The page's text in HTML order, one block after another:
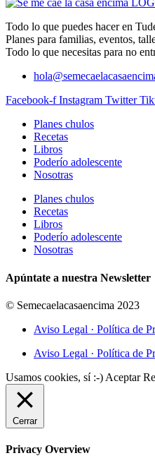
Todo lo que puedes hacer en
Planes para familias, eventos,
Todo lo que necesitas para no
Facebook-f Instagram Twitter
Planes chulos
Recetas
Libros
Poderío adolescente
Nosotras
Planes chulos
Recetas
Libros
Poderío adolescente
Nosotras
Apúntate a nuestra Newsletter
© Semecaelacasaencima 2023
Aviso Legal · Política de
Aviso Legal · Política de
Usamos cookies, sí :-) Aceptar
Cerrar
Privacy Overview